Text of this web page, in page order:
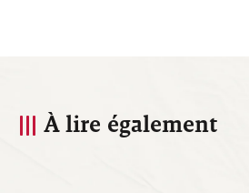
À lire également